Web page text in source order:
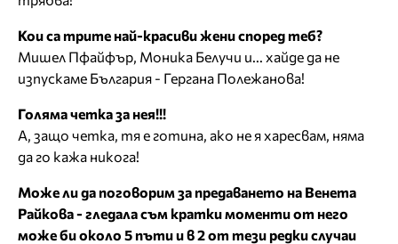
Кои са трите най-красиви жени според теб?
Мишел Пфайфър, Моника Белучи и... хайде да не
изпускаме България - Гергана Полежанова!
Голяма четка за нея!!!
А, защо четка, тя е готина, ако не я харесвам, няма
да го кажа никога!
Може ли да поговорим за предаването на Венета
Райкова - гледала съм кратки моменти от него
може би около 5 пъти и в 2 от тези редки случаи